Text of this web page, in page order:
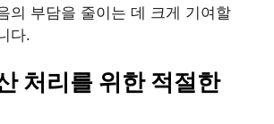
의 부담을 줄이는 데 크게 기여할
다.
처리를 위한 적절한